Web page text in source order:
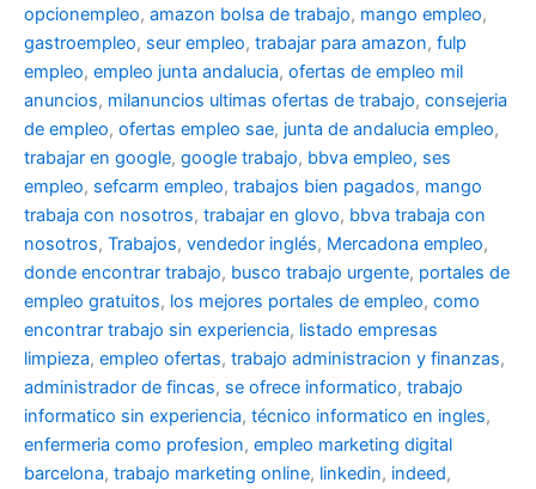
opcionempleo, amazon bolsa de trabajo, mango empleo,
gastroempleo, seur empleo, trabajar para amazon, fulp
empleo, empleo junta andalucia, ofertas de empleo mil
anuncios, milanuncios ultimas ofertas de trabajo, consejeria
de empleo, ofertas empleo sae, junta de andalucia empleo,
trabajar en google, google trabajo, bbva empleo, ses
empleo, sefcarm empleo, trabajos bien pagados, mango
trabaja con nosotros, trabajar en glovo, bbva trabaja con
nosotros, Trabajos, vendedor inglés, Mercadona empleo,
donde encontrar trabajo, busco trabajo urgente, portales de
empleo gratuitos, los mejores portales de empleo, como
encontrar trabajo sin experiencia, listado empresas
limpieza, empleo ofertas, trabajo administracion y finanzas,
administrador de fincas, se ofrece informatico, trabajo
informatico sin experiencia, técnico informatico en ingles,
enfermeria como profesion, empleo marketing digital
barcelona, trabajo marketing online, linkedin, indeed,